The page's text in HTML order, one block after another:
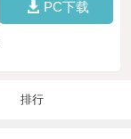
PC下载
排行